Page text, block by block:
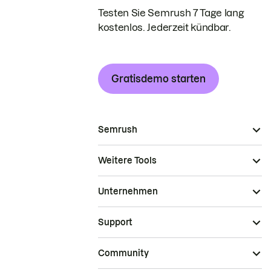
Testen Sie Semrush 7 Tage lang
kostenlos. Jederzeit kündbar.
Gratisdemo starten
Semrush
Weitere Tools
Unternehmen
Support
Community